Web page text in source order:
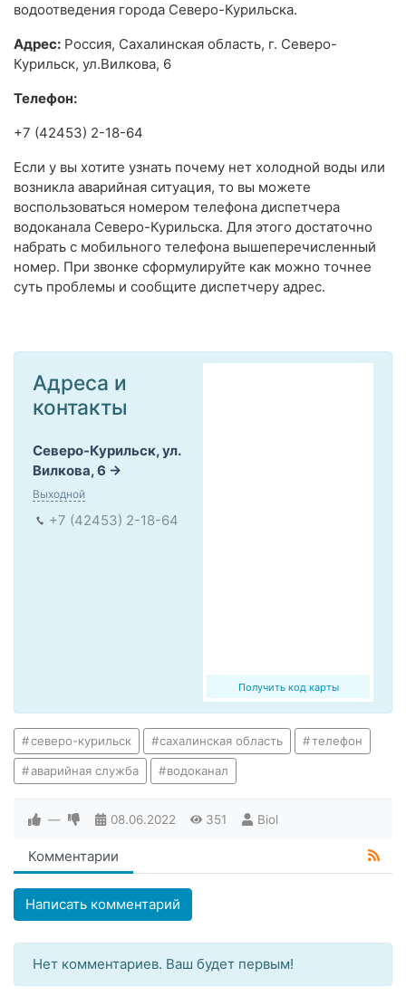
водоотведения города Северо-Курильска.
Адрес: Россия, Сахалинская область, г. Северо-
Курильск, ул.Вилкова, 6
Телефон:
+7 (42453) 2-18-64
Если у вы хотите узнать почему нет холодной воды или
возникла аварийная ситуация, то вы можете
воспользоваться номером телефона диспетчера
водоканала Северо-Курильска. Для этого достаточно
набрать с мобильного телефона вышеперечисленный
номер. При звонке сформулируйте как можно точнее
суть проблемы и сообщите диспетчеру адрес.
Получить код карты
Адреса и
контакты
Северо-Курильск, ул.
Вилкова, 6
Выходной
+7 (42453) 2-18-64
северо-курильск сахалинская область телефон
аварийная служба водоканал
— 08.06.2022 351 Biol
Комментарии
Написать комментарий
Нет комментариев. Ваш будет первым!